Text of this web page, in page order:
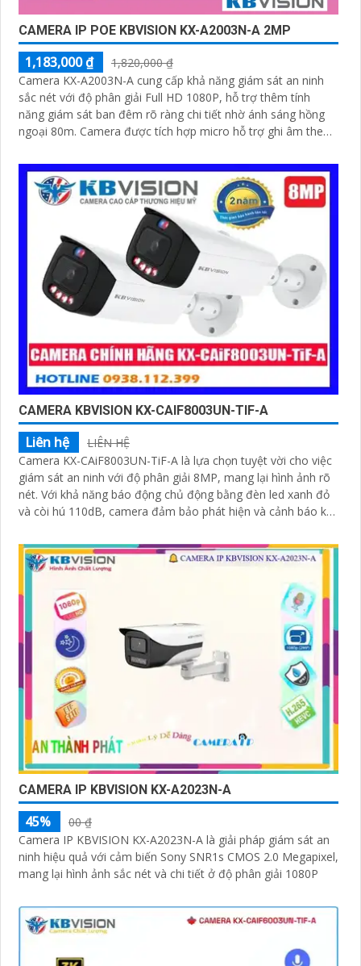
CAMERA IP POE KBVISION KX-A2003N-A 2MP
1,183,000 ₫
1,820,000 ₫
Camera KX-A2003N-A cung cấp khả năng giám sát an ninh
sắc nét với độ phân giải Full HD 1080P, hỗ trợ thêm tính
năng giám sát ban đêm rõ ràng chi tiết nhờ ánh sáng hồng
ngoại 80m. Camera được tích hợp micro hỗ trợ ghi âm theo
CAMERA KBVISION KX-CAIF8003UN-TIF-A
Liên hệ
LIÊN HỆ
Camera KX-CAiF8003UN-TiF-A là lựa chọn tuyệt vời cho việc
giám sát an ninh với độ phân giải 8MP, mang lại hình ảnh rõ
nét. Với khả năng báo động chủ động bằng đèn led xanh đỏ
và còi hú 110dB, camera đảm bảo phát hiện và cảnh báo khi
CAiF8003UN-TiF-A tích hợp chức năng cao cấp Thu Âm Và
Loa rõ ràng để mang lại trải nghiệm hình ảnh và âm thanh
tốt nhất
CAMERA IP KBVISION KX-A2023N-A
45%
00 ₫
Camera IP KBVISION KX-A2023N-A là giải pháp giám sát an
ninh hiệu quả với cảm biến Sony SNR1s CMOS 2.0 Megapixel,
mang lại hình ảnh sắc nét và chi tiết ở độ phân giải 1080P